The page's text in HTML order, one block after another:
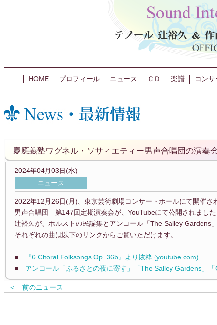
HOME プロフィール ニュース ＣＤ 楽譜 コン
慶應義塾ワグネル・ソサィエティー男声合唱団の演奏
2024年04月03日(水)
ニュース
2022年12月26日(月)、東京芸術劇場コンサートホールにて開催
男声合唱団 第147回定期演奏会が、YouTubeにて公開されまし
辻裕久が、ホルストの民謡集とアンコール「The Salley Gardens
それぞれの曲は以下のリンクからご覧いただけます。
■
『6 Choral Folksongs Op. 36b』より抜粋 (youtube.com)
■ アンコール「ふるさとの夜に寄す」「The Salley Gardens」
＜ 前のニュース